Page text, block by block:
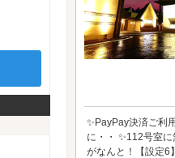
✨PayPay決済ご利
に・・ ✨112号室
がなんと！【設定6